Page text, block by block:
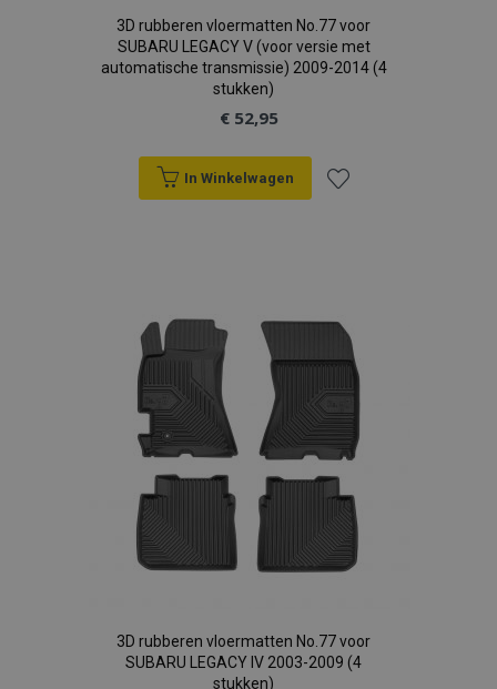
3D rubberen vloermatten No.77 voor
SUBARU LEGACY V (voor versie met
automatische transmissie) 2009-2014 (4
stukken)
€ 52,95
In Winkelwagen
verlanglijst
3D rubberen vloermatten No.77 voor
SUBARU LEGACY IV 2003-2009 (4
stukken)